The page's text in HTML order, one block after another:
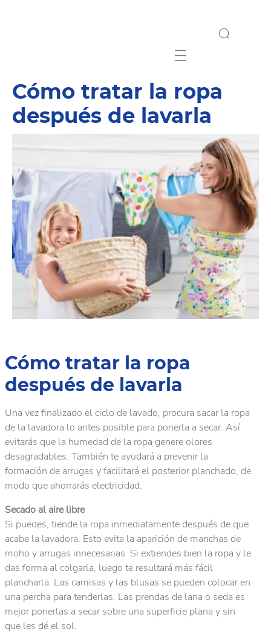
Mobile navigation
Cómo tratar la ropa
después de lavarla
Cómo tratar la ropa
después de lavarla
Una vez finalizado el ciclo de lavado, procura sacar la ropa
de la lavadora lo antes posible para ponerla a secar. Así
evitarás que la humedad de la ropa genere olores
desagradables. También te ayudará a prevenir la
formación de arrugas y facilitará el posterior planchado, de
modo que ahorrarás electricidad.
Secado al aire libre
Si puedes, tiende la ropa inmediatamente después de que
acabe la lavadora. Esto evita la aparición de manchas de
moho y arrugas innecesarias. Si extiendes bien la ropa y le
das forma al colgarla, luego te resultará más fácil
plancharla. Las camisas y las blusas se pueden colocar en
una percha para tenderlas. Las prendas de lana o seda es
mejor ponerlas a secar sobre una superficie plana y sin
que les dé el sol.